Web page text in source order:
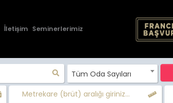
İletişim Seminerlerimiz
Tüm Oda Sayıları
Metrekare (brüt) aralığı giriniz...